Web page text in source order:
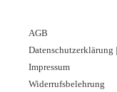
AGB
Datenschutzerklärung
Impressum
Widerrufsbelehrung